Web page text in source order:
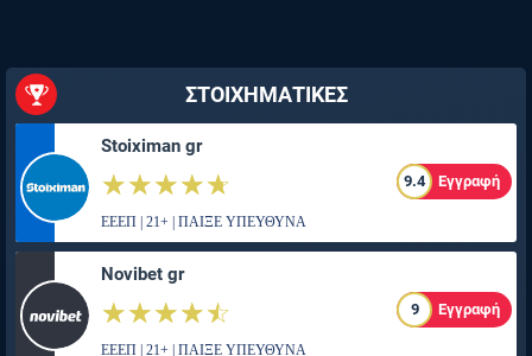
ΣΤΟΙΧΗΜΑΤΙΚΕΣ
Stoiximan gr
☆☆☆☆☆
★★★★★ 9.4 Εγγραφή
ΕΕΕΠ | 21+ | ΠΑΙΞΕ ΥΠΕΥΘΥΝΑ
Novibet gr
☆☆☆☆☆
★★★★★ 9 Εγγραφή
ΕΕΕΠ | 21+ | ΠΑΙΞΕ ΥΠΕΥΘΥΝΑ